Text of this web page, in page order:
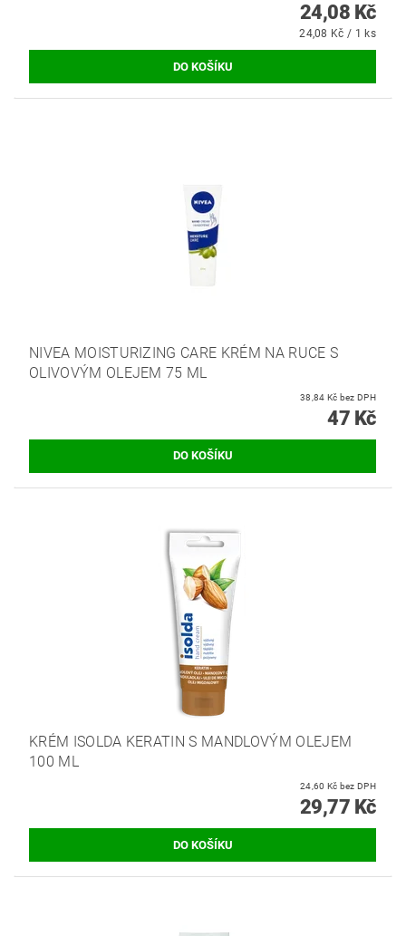
24,08 Kč
24,08 Kč / 1 ks
NIVEA MOISTURIZING CARE KRÉM NA RUCE S
OLIVOVÝM OLEJEM 75 ML
38,84 Kč bez DPH
47 Kč
KRÉM ISOLDA KERATIN S MANDLOVÝM OLEJEM
100 ML
24,60 Kč bez DPH
29,77 Kč